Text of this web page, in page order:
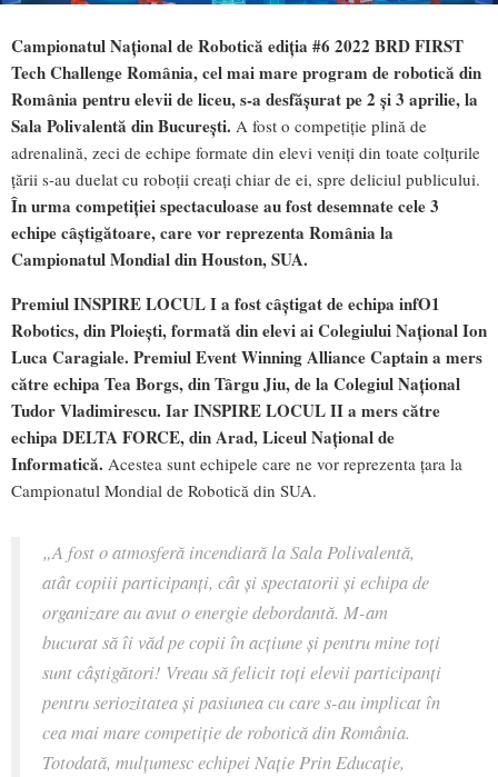
Campionatul Național de Robotică ediția #6 2022 BRD FIRST
Tech Challenge România, cel mai mare program de robotică din
România pentru elevii de liceu, s-a desfășurat pe 2 și 3 aprilie, la
Sala Polivalentă din București. A fost o competiție plină de
adrenalină, zeci de echipe formate din elevi veniți din toate colțurile
țării s-au duelat cu roboții creați chiar de ei, spre deliciul publicului.
În urma competiției spectaculoase au fost desemnate cele 3
echipe câștigătoare, care vor reprezenta România la
Campionatul Mondial din Houston, SUA.
Premiul INSPIRE LOCUL I a fost câștigat de echipa infO1
Robotics, din Ploiești, formată din elevi ai Colegiului Național Ion
Luca Caragiale. Premiul Event Winning Alliance Captain a mers
către echipa Tea Borgs, din Târgu Jiu, de la Colegiul Național
Tudor Vladimirescu. Iar INSPIRE LOCUL II a mers către
echipa DELTA FORCE, din Arad, Liceul Național de
Informatică. Acestea sunt echipele care ne vor reprezenta țara la
Campionatul Mondial de Robotică din SUA.
„A fost o atmosferă incendiară la Sala Polivalentă,
atât copiii participanți, cât și spectatorii și echipa de
organizare au avut o energie debordantă. M-am
bucurat să îi văd pe copii în acțiune și pentru mine toți
sunt câștigători! Vreau să felicit toți elevii participanți
pentru seriozitatea și pasiunea cu care s-au implicat în
cea mai mare competiție de robotică din România.
Totodată, mulțumesc echipei Nație Prin Educație,